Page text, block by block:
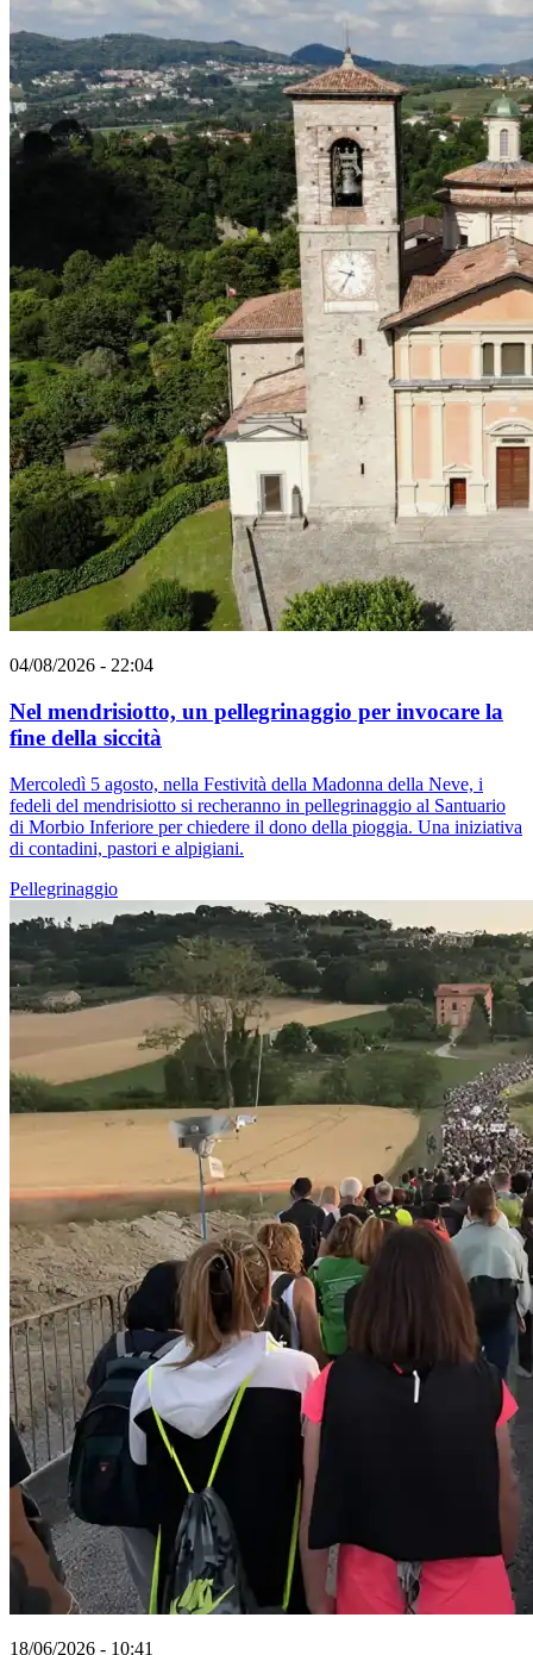
04/08/2026 - 22:04
Nel mendrisiotto, un pellegrinaggio per invocare la
fine della siccità
Mercoledì 5 agosto, nella Festività della Madonna della Neve, i
fedeli del mendrisiotto si recheranno in pellegrinaggio al Santuario
di Morbio Inferiore per chiedere il dono della pioggia. Una iniziativa
di contadini, pastori e alpigiani.
Pellegrinaggio
18/06/2026 - 10:41